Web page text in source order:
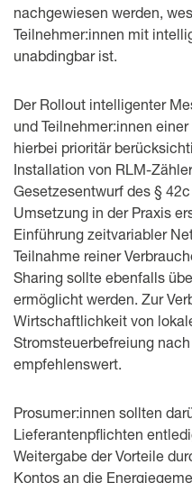
nachgewiesen werden,
Teilnehmer:innen mit
unabdingbar ist.
Der Rollout intelligenter
und Teilnehmer:innen
hierbei prioritär
Installation von RLM-
Gesetzesentwurf des §
Umsetzung in der Praxis
Einführung zeitvariabler
Teilnahme reiner
Sharing sollte ebenfalls
ermöglicht werden. Zur
Wirtschaftlichkeit von
Stromsteuerbefreiung
empfehlenswert.
Prosumer:innen sollten
Lieferantenpflichten
Weitergabe der Vorteile
Kontos an die